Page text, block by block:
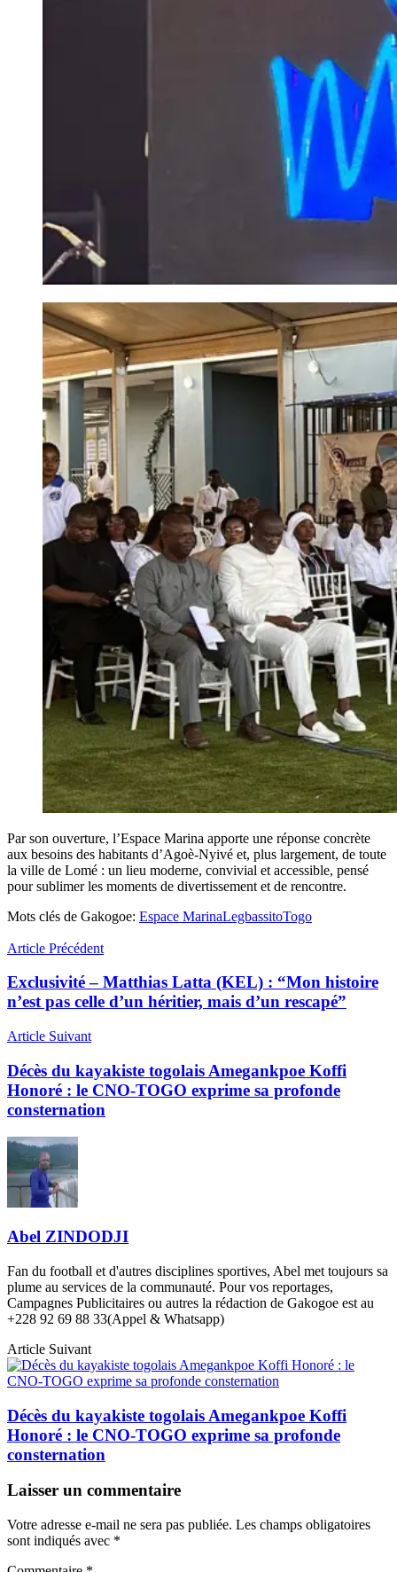
Par son ouverture, l’Espace Marina apporte une réponse concrète
aux besoins des habitants d’Agoè-Nyivé et, plus largement, de toute
la ville de Lomé : un lieu moderne, convivial et accessible, pensé
pour sublimer les moments de divertissement et de rencontre.
Mots clés de Gakogoe: Espace MarinaLegbassitoTogo
Article Précédent
Exclusivité – Matthias Latta (KEL) : “Mon histoire
n’est pas celle d’un héritier, mais d’un rescapé”
Article Suivant
Décès du kayakiste togolais Amegankpoe Koffi
Honoré : le CNO-TOGO exprime sa profonde
consternation
Abel ZINDODJI
Fan du football et d'autres disciplines sportives, Abel met toujours sa
plume au services de la communauté. Pour vos reportages,
Campagnes Publicitaires ou autres la rédaction de Gakogoe est au
+228 92 69 88 33(Appel & Whatsapp)
Article Suivant
Décès du kayakiste togolais Amegankpoe Koffi
Honoré : le CNO-TOGO exprime sa profonde
consternation
Laisser un commentaire
Votre adresse e-mail ne sera pas publiée. Les champs obligatoires
sont indiqués avec *